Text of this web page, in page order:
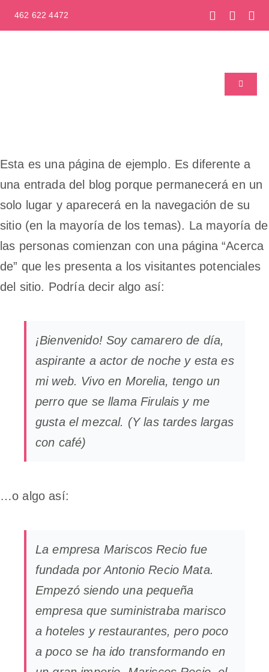
Skip
to
462 622 4472
Toggle
Ginecología y Obstetricia
Urología Ginecológica
Reproducción Asistida
Esta es una página de ejemplo. Es diferente a
una entrada del blog porque permanecerá en un
solo lugar y aparecerá en la navegación de su
sitio (en la mayoría de los temas). La mayoría de
las personas comienzan con una página “Acerca
de” que les presenta a los visitantes potenciales
del sitio. Podría decir algo así:
¡Bienvenido! Soy camarero de día,
aspirante a actor de noche y esta es
mi web. Vivo en Morelia, tengo un
perro que se llama Firulais y me
gusta el mezcal. (Y las tardes largas
con café)
…o algo así:
La empresa Mariscos Recio fue
fundada por Antonio Recio Mata.
Empezó siendo una pequeña
empresa que suministraba marisco
a hoteles y restaurantes, pero poco
a poco se ha ido transformando en